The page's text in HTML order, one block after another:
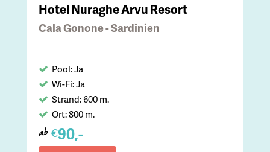
Hotel Nuraghe Arvu Resort
Cala Gonone - Sardinien
Pool: Ja
Wi-Fi: Ja
Strand: 600 m.
Ort: 800 m.
ab €90,-